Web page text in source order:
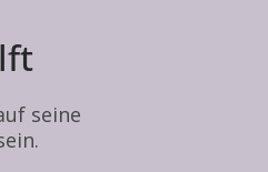
seine